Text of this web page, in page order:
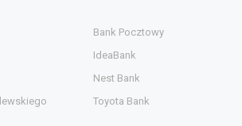
Bank Pocztowy
IdeaBank
Nest Bank
Toyota Bank